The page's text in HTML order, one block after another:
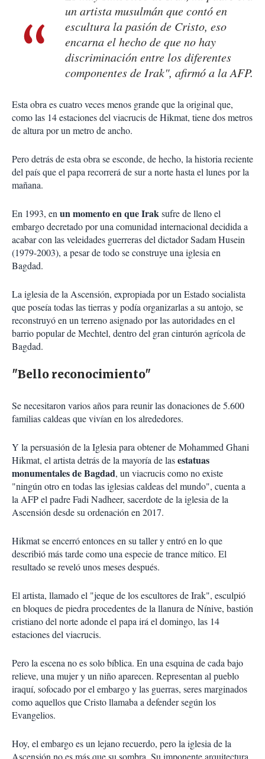
un artista musulmán que contó en
escultura la pasión de Cristo, eso
encarna el hecho de que no hay
discriminación entre los diferentes
componentes de Irak", afirmó a la AFP.
Esta obra es cuatro veces menos grande que la original que,
como las 14 estaciones del viacrucis de Hikmat, tiene dos metros
de altura por un metro de ancho.
Pero detrás de esta obra se esconde, de hecho, la historia reciente
del país que el papa recorrerá de sur a norte hasta el lunes por la
mañana.
En 1993, en un momento en que Iraksufre de lleno el
embargo decretado por una comunidad internacional decidida a
acabar con las veleidades guerreras del dictador Sadam Husein
(1979-2003), a pesar de todo se construye una iglesia en
Bagdad.
La iglesia de la Ascensión, expropiada por un Estado socialista
que poseía todas las tierras y podía organizarlas a su antojo, se
reconstruyó en un terreno asignado por las autoridades en el
barrio popular de Mechtel, dentro del gran cinturón agrícola de
Bagdad.
"Bello reconocimiento"
Se necesitaron varios años para reunir las donaciones de 5.600
familias caldeas que vivían en los alrededores.
Y la persuasión de la Iglesia para obtener de Mohammed Ghani
Hikmat, el artista detrás de la mayoría de lasestatuas
monumentales de Bagdad, un viacrucis como no existe
"ningún otro en todas las iglesias caldeas del mundo", cuenta a
la AFP el padre Fadi Nadheer, sacerdote de la iglesia de la
Ascensión desde su ordenación en 2017.
Hikmat se encerró entonces en su taller y entró en lo que
describió más tarde como una especie de trance mítico. El
resultado se reveló unos meses después.
El artista, llamado el "jeque de los escultores de Irak", esculpió
en bloques de piedra procedentes de la llanura de Nínive, bastión
cristiano del norte adonde el papa irá el domingo, las 14
estaciones del viacrucis.
Pero la escena no es solo bíblica. En una esquina de cada bajo
relieve, una mujer y un niño aparecen. Representan al pueblo
iraquí, sofocado por el embargo y las guerras, seres marginados
como aquellos que Cristo llamaba a defender según los
Evangelios.
Hoy, el embargo es un lejano recuerdo, pero la iglesia de la
Ascensión no es más que su sombra. Su imponente arquitectura,